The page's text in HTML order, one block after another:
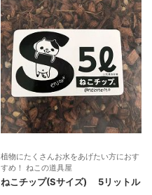
植物にたくさんお水をあげたい方におす
すめ！ ねこの道具屋
ねこチップ(Sサイズ) 5リットル